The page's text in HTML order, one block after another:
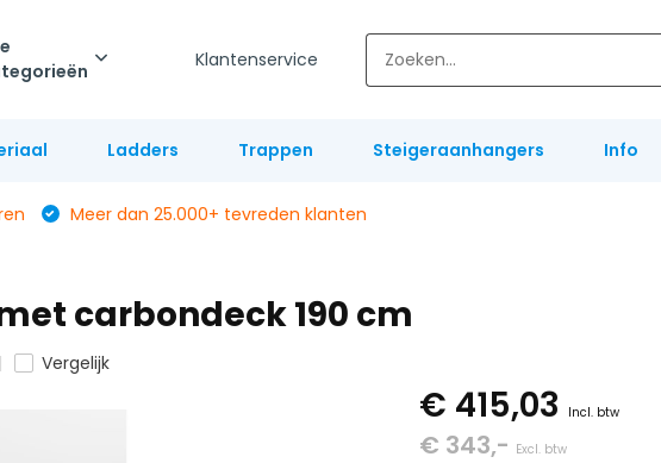
Klantenservice
Ladders Trappen Steigeraanhangers Info
Meer dan 25.000+ tevreden klanten
carbondeck 190 cm
Vergelijk
€ 415,03 Incl. btw
€ 343,- Excl. btw